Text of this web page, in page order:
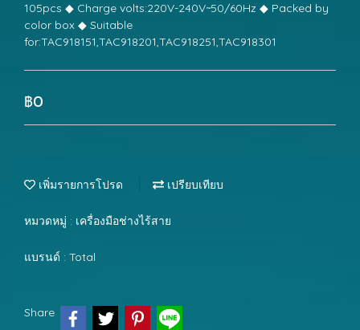
105pcs ◆ Charge volts:220V-240V~50/60Hz ◆ Packed by
color box ◆ Suitable
for:TAC918151,TAC918201,TAC918251,TAC918301
฿0
เพิ่มรายการโปรด เปรียบเทียบ
หมวดหมู่ : เครื่องมือช่างไร้สาย
แบรนด์ : Total
Share